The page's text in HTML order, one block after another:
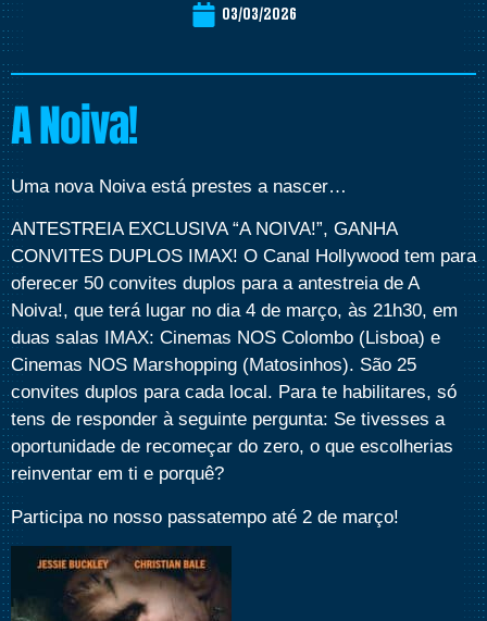
03/03/2026
A Noiva!
Uma nova Noiva está prestes a nascer…
ANTESTREIA EXCLUSIVA “A NOIVA!”, GANHA
CONVITES DUPLOS IMAX! O Canal Hollywood tem para
oferecer 50 convites duplos para a antestreia de A
Noiva!, que terá lugar no dia 4 de março, às 21h30, em
duas salas IMAX: Cinemas NOS Colombo (Lisboa) e
Cinemas NOS Marshopping (Matosinhos). São 25
convites duplos para cada local. Para te habilitares, só
tens de responder à seguinte pergunta: Se tivesses a
oportunidade de recomeçar do zero, o que escolherias
reinventar em ti e porquê?
Participa no nosso passatempo até 2 de março!